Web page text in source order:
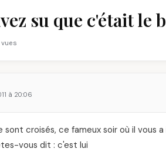
su que c'était le
vues
à 20:06
croisés, ce fameux soir où il vous
vous dit : c'est lui